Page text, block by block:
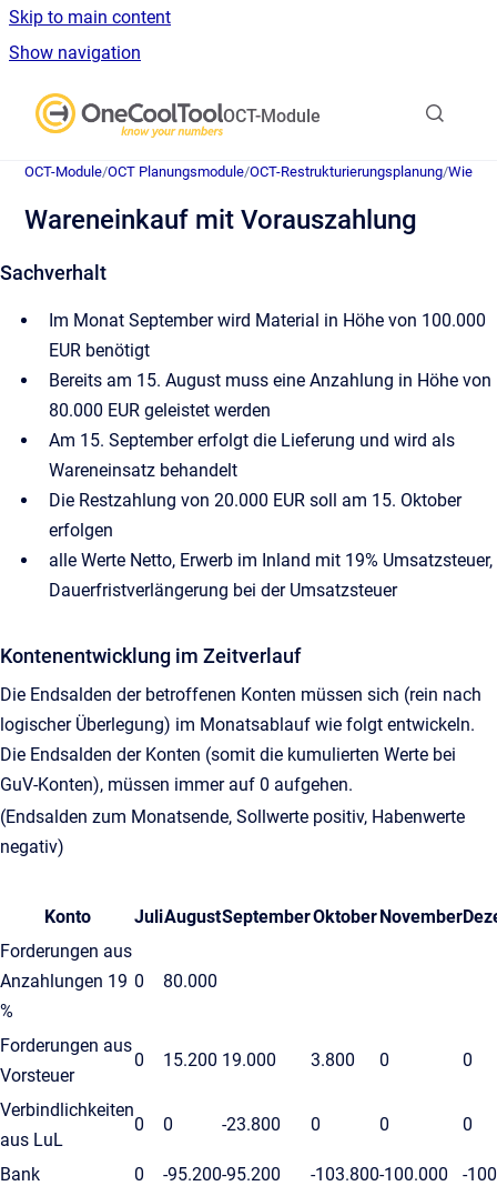
Skip to main content
Show navigation
OCT-Module
OCT-Module/OCT Planungsmodule/OCT-Restrukturierungsplanung/Wie
Wareneinkauf mit Vorauszahlung
Sachverhalt
Im Monat September wird Material in Höhe von 100.000
EUR benötigt
Bereits am 15. August muss eine Anzahlung in Höhe von
80.000 EUR geleistet werden
Am 15. September erfolgt die Lieferung und wird als
Wareneinsatz behandelt
Die Restzahlung von 20.000 EUR soll am 15. Oktober
erfolgen
alle Werte Netto, Erwerb im Inland mit 19% Umsatzsteuer,
Dauerfristverlängerung bei der Umsatzsteuer
Kontenentwicklung im Zeitverlauf
Die Endsalden der betroffenen Konten müssen sich (rein nach
logischer Überlegung) im Monatsablauf wie folgt entwickeln.
Die Endsalden der Konten (somit die kumulierten Werte bei
GuV-Konten), müssen immer auf 0 aufgehen.
(Endsalden zum Monatsende, Sollwerte positiv, Habenwerte
negativ)
Konto JuliAugustSeptemberOktoberNovember
Forderungen aus
Anzahlungen 19
%
0 80.000
Forderungen aus
Vorsteuer
0 15.200 19.000 3.800 0 0
Verbindlichkeiten
aus LuL
0 0 -23.800 0 0 0
Bank 0 -95.200-95.200 -103.800-100.000
-